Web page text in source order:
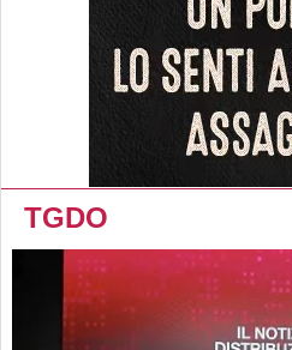
TGDO